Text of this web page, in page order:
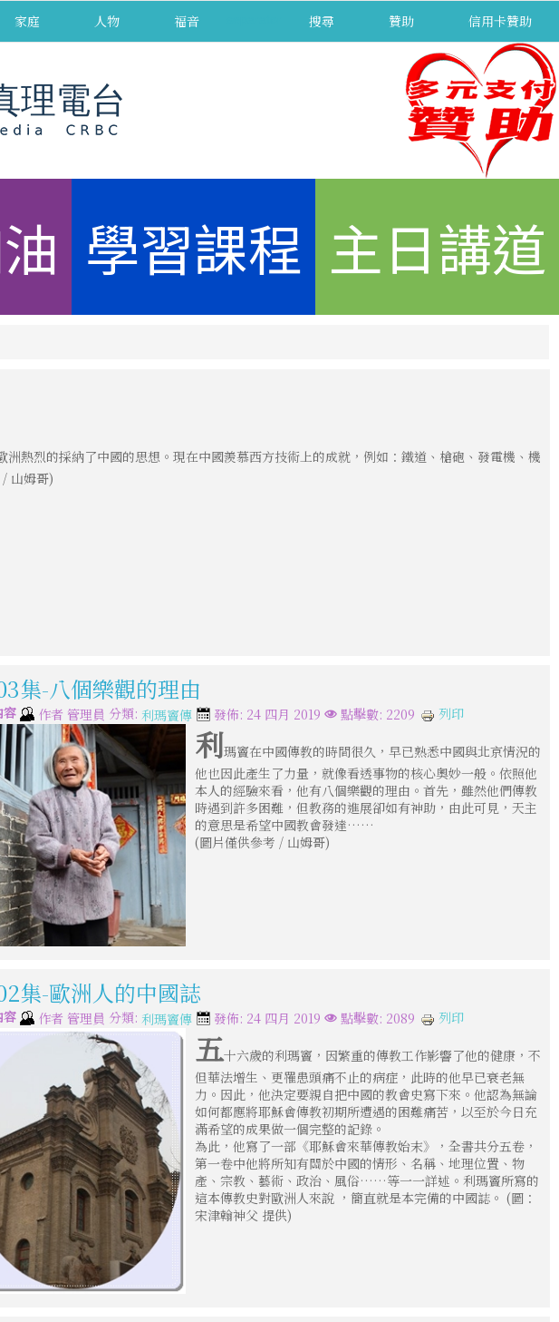
家庭 人物 福音 搜尋 贊助 信用卡贊助
學習課程 主日講道
熱烈的採納了中國的思想。現在中國羨慕西方技術上的成就，例如：鐵道、槍砲、發電機、機
山姆哥)
集-八個樂觀的理由
容 作者 管理員 分類: 利瑪竇傳 發佈: 24 四月 2019 點擊數: 2209 列印
利瑪竇在中國傳教的時間很久，早已熟悉中國與北京情況的
他也因此產生了力量，就像看透事物的核心奧妙一般。依照他
本人的經驗來看，他有八個樂觀的理由。首先，雖然他們傳教
時遇到許多困難，但教務的進展卻如有神助，由此可見，天主
的意思是希望中國教會發達……
(圖片僅供參考 / 山姆哥)
集-歐洲人的中國誌
容 作者 管理員 分類: 利瑪竇傳 發佈: 24 四月 2019 點擊數: 2089 列印
五十六歲的利瑪竇，因繁重的傳教工作影響了他的健康，不
但華法增生、更罹患頭痛不止的病症，此時的他早已衰老無
力。因此，他決定要親自把中國的教會史寫下來。他認為無論
如何都應將耶穌會傳教初期所遭遇的困難痛苦，以至於今日充
滿希望的成果做一個完整的記錄。
為此，他寫了一部《耶穌會來華傳教始末》，全書共分五卷，
第一卷中他將所知有關於中國的情形、名稱、地理位置、物
產、宗教、藝術、政治、風俗……等一一詳述。利瑪竇所寫的
這本傳教史對歐洲人來說 ，簡直就是本完備的中國誌。 (圖：
宋津翰神父 提供)